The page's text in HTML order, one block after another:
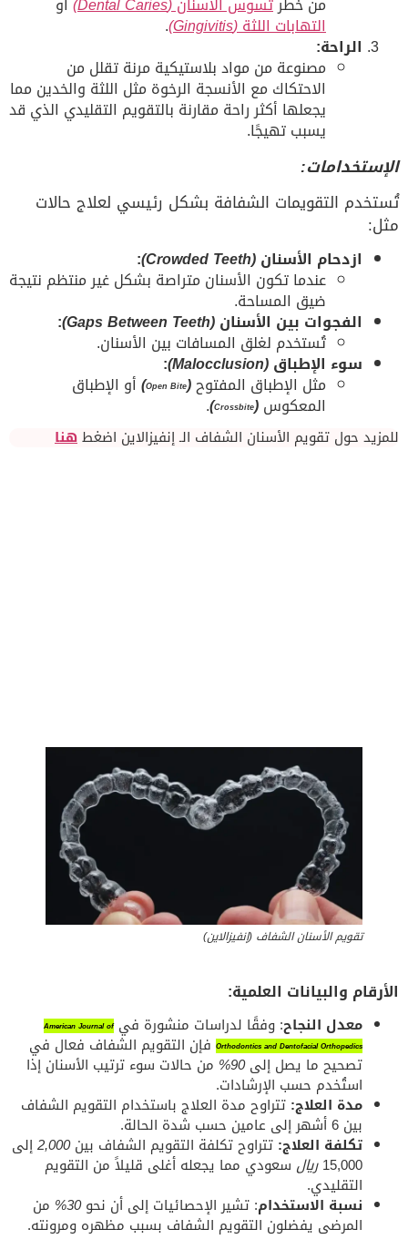
التهابات اللثة(Gingivitis)
.
الراحة:
مصنوعة من مواد بلاستيكية مرنة تقلل من
الاحتكاك مع الأنسجة الرخوة مثل اللثة والخدين مما
يجعلها أكثر راحة مقارنة بالتقويم التقليدي الذي قد
يسبب تهيجًا.
الإستخدامات:
تُستخدم التقويمات الشفافة بشكل رئيسي لعلاج حالات
مثل:
ازدحام الأسنان (Crowded Teeth)
:
عندما تكون الأسنان متراصة بشكل غير منتظم نتيجة
ضيق المساحة.
الفجوات بين الأسنان (Gaps Between Teeth)
:
تُستخدم لغلق المسافات بين الأسنان.
سوء الإطباق (Malocclusion)
:
مثل الإطباق المفتوح(
Open Bite
) أو الإطباق
المعكوس (
Crossbite
)
.
للمزيد حول تقويم الأسنان الشفاف الـ إنفيزالاين اضغطهنا
تقويم الأسنان الشفاف (إنفيزالاين)
الأرقام والبيانات العلمية:
معدل النجاح: وفقًا لدراسات منشورة فيAmerican Journal of
Orthodontics and Dentofacial Orthopedics فإن التقويم الشفاف فعال في
تصحيح ما يصل إلى90% من حالات سوء ترتيب الأسنان إذا
استُخدم حسب الإرشادات.
مدة العلاج: تتراوح مدة العلاج باستخدام التقويم الشفاف
بين 6 أشهر إلى عامين حسب شدة الحالة.
تكلفة العلاج: تتراوح تكلفة التقويم الشفاف بين2,000إلى
15,000 ريال سعودي مما يجعله أغلى قليلاً من التقويم
التقليدي.
نسبة الاستخدام: تشير الإحصائيات إلى أن نحو30% من
المرضى يفضلون التقويم الشفاف بسبب مظهره ومرونته.